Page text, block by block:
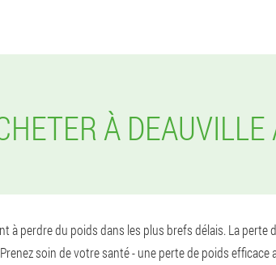
À
perdre du poids dans les plus brefs délais. La perte
soin de votre santé - une perte de poids efficace